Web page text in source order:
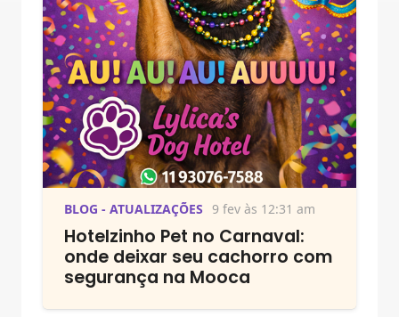
BLOG - ATUALIZAÇÕES 9 fev às 12:31 am
Hotelzinho Pet no Carnaval:
onde deixar seu cachorro com
segurança na Mooca